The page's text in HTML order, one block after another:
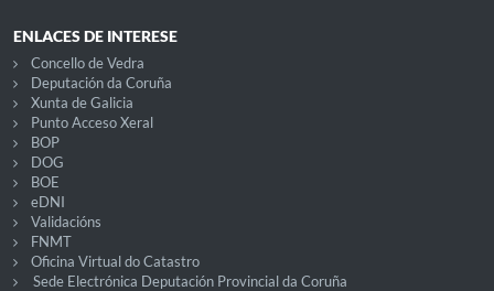
ENLACES DE INTERESE
Concello de Vedra
Deputación da Coruña
Xunta de Galicia
Punto Acceso Xeral
BOP
DOG
BOE
eDNI
Validacións
FNMT
Oficina Virtual do Catastro
Sede Electrónica Deputación Provincial da Coruña